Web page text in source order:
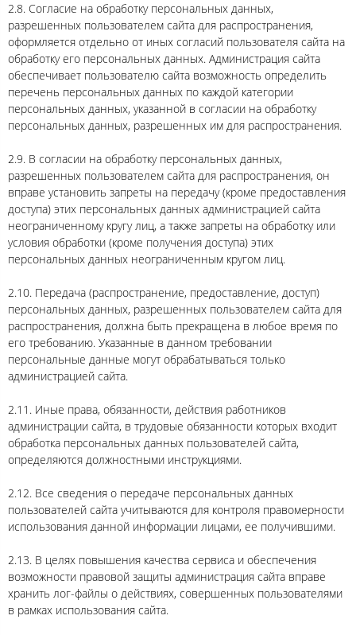
2.8. Согласие на обработку персональных данных,
разрешенных пользователем сайта для распространения,
оформляется отдельно от иных согласий пользователя сайта на
обработку его персональных данных. Администрация сайта
обеспечивает пользователю сайта возможность определить
перечень персональных данных по каждой категории
персональных данных, указанной в согласии на обработку
персональных данных, разрешенных им для распространения.
2.9. В согласии на обработку персональных данных,
разрешенных пользователем сайта для распространения, он
вправе установить запреты на передачу (кроме предоставления
доступа) этих персональных данных администрацией сайта
неограниченному кругу лиц, а также запреты на обработку или
условия обработки (кроме получения доступа) этих
персональных данных неограниченным кругом лиц.
2.10. Передача (распространение, предоставление, доступ)
персональных данных, разрешенных пользователем сайта для
распространения, должна быть прекращена в любое время по
его требованию. Указанные в данном требовании
персональные данные могут обрабатываться только
администрацией сайта.
2.11. Иные права, обязанности, действия работников
администрации сайта, в трудовые обязанности которых входит
обработка персональных данных пользователей сайта,
определяются должностными инструкциями.
2.12. Все сведения о передаче персональных данных
пользователей сайта учитываются для контроля правомерности
использования данной информации лицами, ее получившими.
2.13. В целях повышения качества сервиса и обеспечения
возможности правовой защиты администрация сайта вправе
хранить лог-файлы о действиях, совершенных пользователями
в рамках использования сайта.